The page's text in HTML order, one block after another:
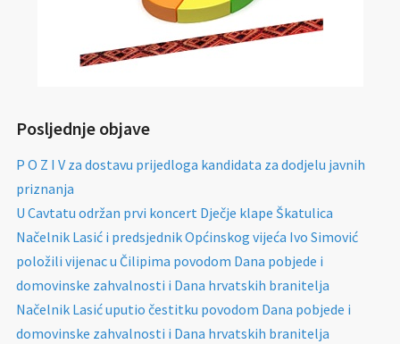
Posljednje objave
P O Z I V za dostavu prijedloga kandidata za dodjelu javnih
priznanja
U Cavtatu održan prvi koncert Dječje klape Škatulica
Načelnik Lasić i predsjednik Općinskog vijeća Ivo Simović
položili vijenac u Čilipima povodom Dana pobjede i
domovinske zahvalnosti i Dana hrvatskih branitelja
Načelnik Lasić uputio čestitku povodom Dana pobjede i
domovinske zahvalnosti i Dana hrvatskih branitelja